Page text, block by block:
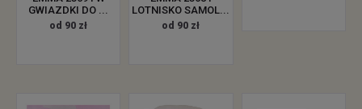
GWIAZDKI DO ...
od 90 zł
LOTNISKO SAMOL...
od 90 zł